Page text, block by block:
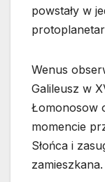
powstały w
Wenus
Galileusz w
Łomonosow
momencie
Słońca i
zamieszkana.